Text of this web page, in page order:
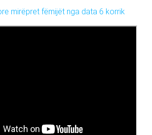
mirëpret fëmijët nga data 6 korrik